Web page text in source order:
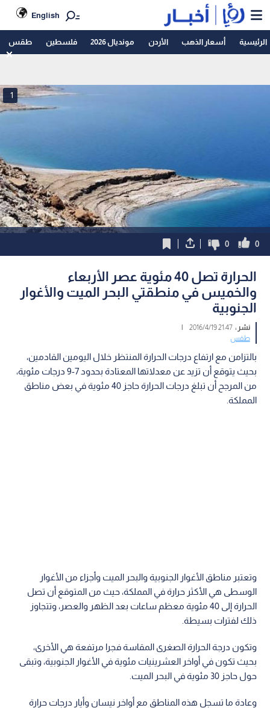
English
الرئيسية أسعار الذهب الأردن مونديال 2026 فلسطين طقس
1
0
0
الحرارة تصل 40 مئوية عصر الأربعاء
والخميس في منطقتي البحر الميت والأغوار
الجنوبية
نشر :21:47 2016/4/19
|
طقس
بالتزامن مع ارتفاع درجات الحرارة المنتظر خلال اليومين القادمين،
بحيث يتوقع أن تزيد عن معدلاتها المعتادة بحدود 7-9 درجات مئوية،
من المرجح أن تبلغ درجات الحرارة حاجز 40 مئوية في بعض مناطق
المملكة.
وتعتبر مناطق الأغوار الجنوبية والبحر الميت وأجزاء من الأغوار
الوسطى هي الأكثر حرارة في المملكة، حيث من المتوقع أن تصل
الحرارة إلى 40 مئوية معظم ساعات بعد الظهر والعصر، وتتجاوز
ذلك لفترات بسيطة.
وتكون درجة الحرارة الصغرى المقاسة فجرا مرتفعة هي الأخرى،
بحيث تكون في أواخر العشرينيات مئوية في الأغوار الجنوبية، وتبقى
حول حاجز 30 مئوية في البحر الميت.
وعادة ما تسجل هذه المناطق مع أواخر نيسان وأيار درجات حرارة